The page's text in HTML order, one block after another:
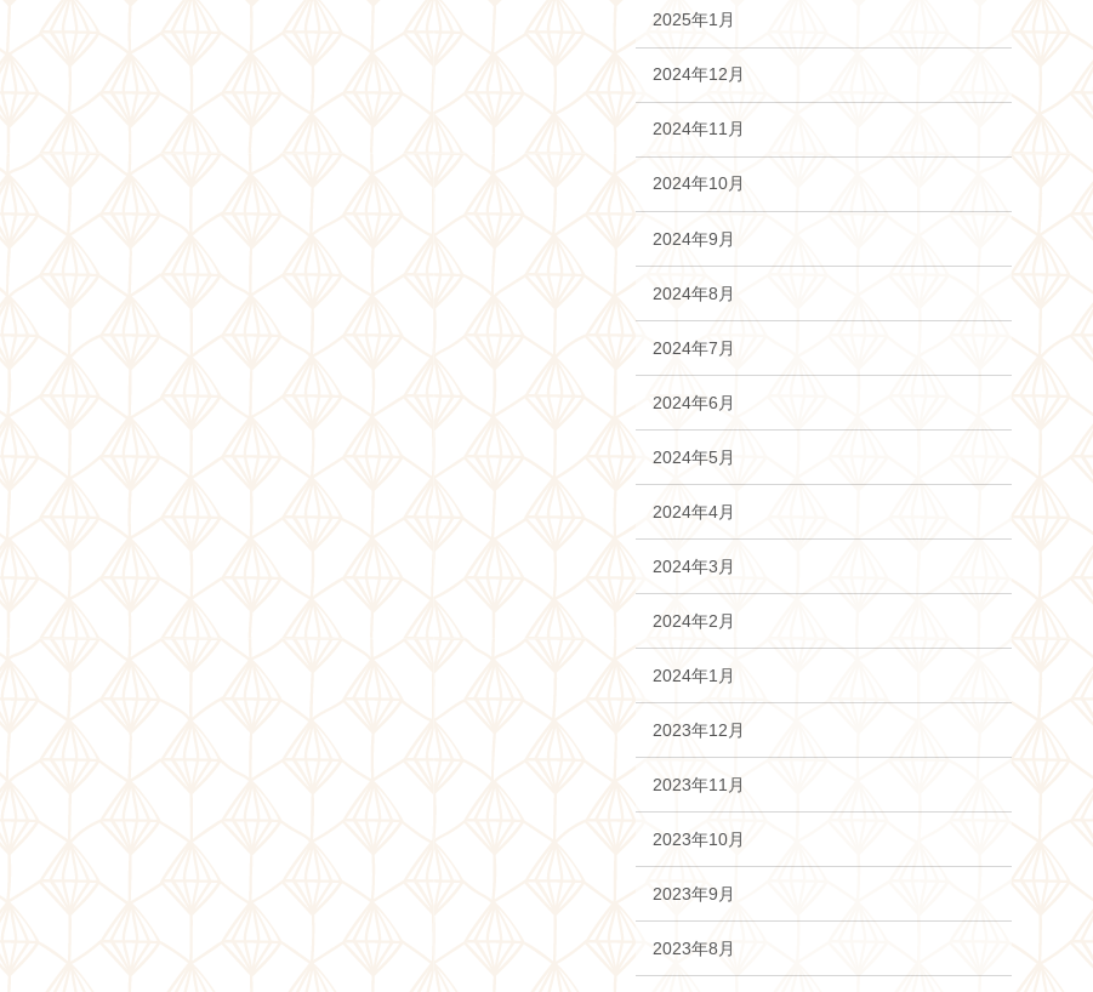
2025年1月
2024年12月
2024年11月
2024年10月
2024年9月
2024年8月
2024年7月
2024年6月
2024年5月
2024年4月
2024年3月
2024年2月
2024年1月
2023年12月
2023年11月
2023年10月
2023年9月
2023年8月